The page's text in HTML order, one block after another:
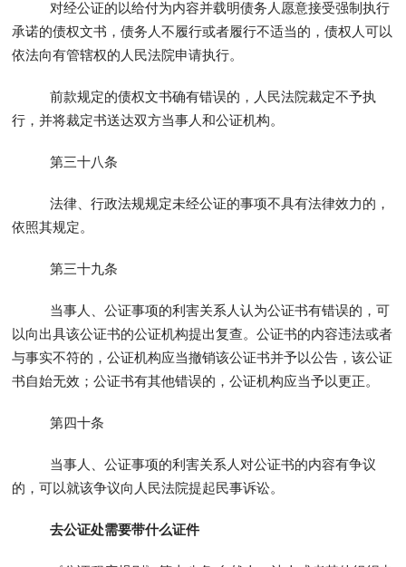
对经公证的以给付为内容并载明债务人愿意接受强制执行
承诺的债权文书，债务人不履行或者履行不适当的，债权人可以
依法向有管辖权的人民法院申请执行。
前款规定的债权文书确有错误的，人民法院裁定不予执
行，并将裁定书送达双方当事人和公证机构。
第三十八条
法律、行政法规规定未经公证的事项不具有法律效力的，
依照其规定。
第三十九条
当事人、公证事项的利害关系人认为公证书有错误的，可
以向出具该公证书的公证机构提出复查。公证书的内容违法或者
与事实不符的，公证机构应当撤销该公证书并予以公告，该公证
书自始无效；公证书有其他错误的，公证机构应当予以更正。
第四十条
当事人、公证事项的利害关系人对公证书的内容有争议
的，可以就该争议向人民法院提起民事诉讼。
去公证处需要带什么证件